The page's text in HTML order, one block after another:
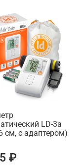
LD-3a
см, с адаптером)
₽